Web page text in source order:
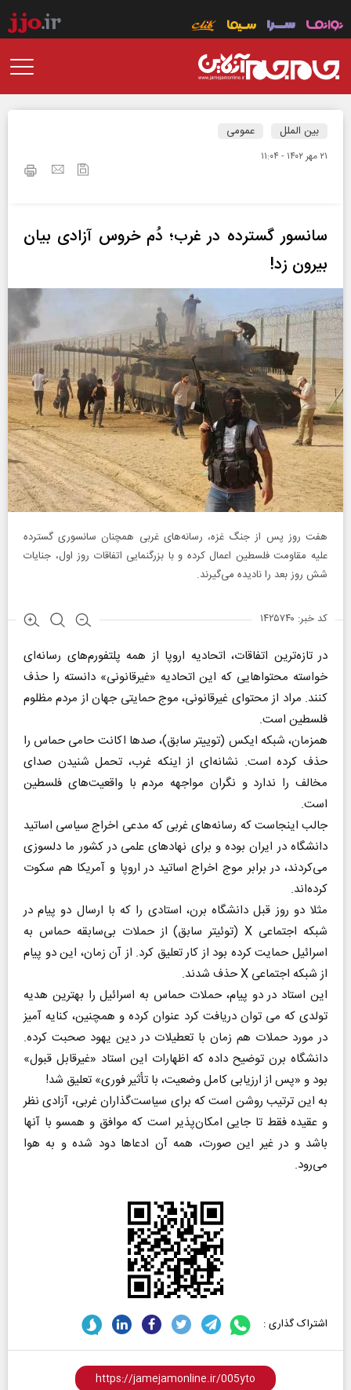
بین الملل عمومی
۲۱ مهر ۱۴۰۲ - ۱۱:۰۴
سانسور گسترده در غرب؛ دُم خروس آزادی بیان
بیرون زد!
هفت روز پس از جنگ غزه، رسانه‌های غربی همچنان سانسوری گسترده
علیه مقاومت فلسطین اعمال کرده و با بزرگنمایی اتفاقات روز اول، جنایات
شش روز بعد را نادیده می‌گیرند.
کد خبر: ۱۴۲۵۷۴۰
در تازه‌ترین اتفاقات، اتحادیه اروپا از همه پلتفورم‌های رسانه‌ای
خواسته محتواهایی که این اتحادیه «غیرقانونی» دانسته را حذف
کنند. مراد از محتوای غیرقانونی، موج حمایتی جهان از مردم مظلوم
فلسطین است.
همزمان، شبکه ایکس (توییتر سابق)، صدها اکانت حامی حماس را
حذف کرده است. نشانه‌ای از اینکه غرب، تحمل شنیدن صدای
مخالف را ندارد و نگران مواجهه مردم با واقعیت‌های فلسطین
است.
جالب اینجاست که رسانه‌های غربی که مدعی اخراج سیاسی اساتید
دانشگاه در ایران بوده و برای نهادهای علمی در کشور ما دلسوزی
می‌کردند، در برابر موج اخراج اساتید در اروپا و آمریکا هم سکوت
کرده‌اند.
مثلا دو روز قبل دانشگاه برن، استادی را که با ارسال دو پیام در
شبکه اجتماعی X (توئیتر سابق) از حملات بی‌سابقه حماس به
اسرائیل حمایت کرده بود از کار تعلیق کرد. از آن زمان، این دو پیام
از شبکه اجتماعی X حذف شدند.
این استاد در دو پیام، حملات حماس به اسرائیل را بهترین هدیه
تولدی که می توان دریافت کرد عنوان کرده و همچنین، کنایه آمیز
در مورد حملات هم زمان با تعطیلات در دین یهود صحبت کرده.
دانشگاه برن توضیح داده که اظهارات این استاد «غیرقابل قبول»
بود و «پس از ارزیابی کامل وضعیت، با تأثیر فوری» تعلیق شد!
به این ترتیب روشن است که برای سیاست‌گذاران غربی، آزادی نظر
و عقیده فقط تا جایی امکان‌پذیر است که موافق و همسو با آنها
باشد و در غیر این صورت، همه آن ادعاها دود شده و به هوا
می‌رود.
اشتراک گذاری :